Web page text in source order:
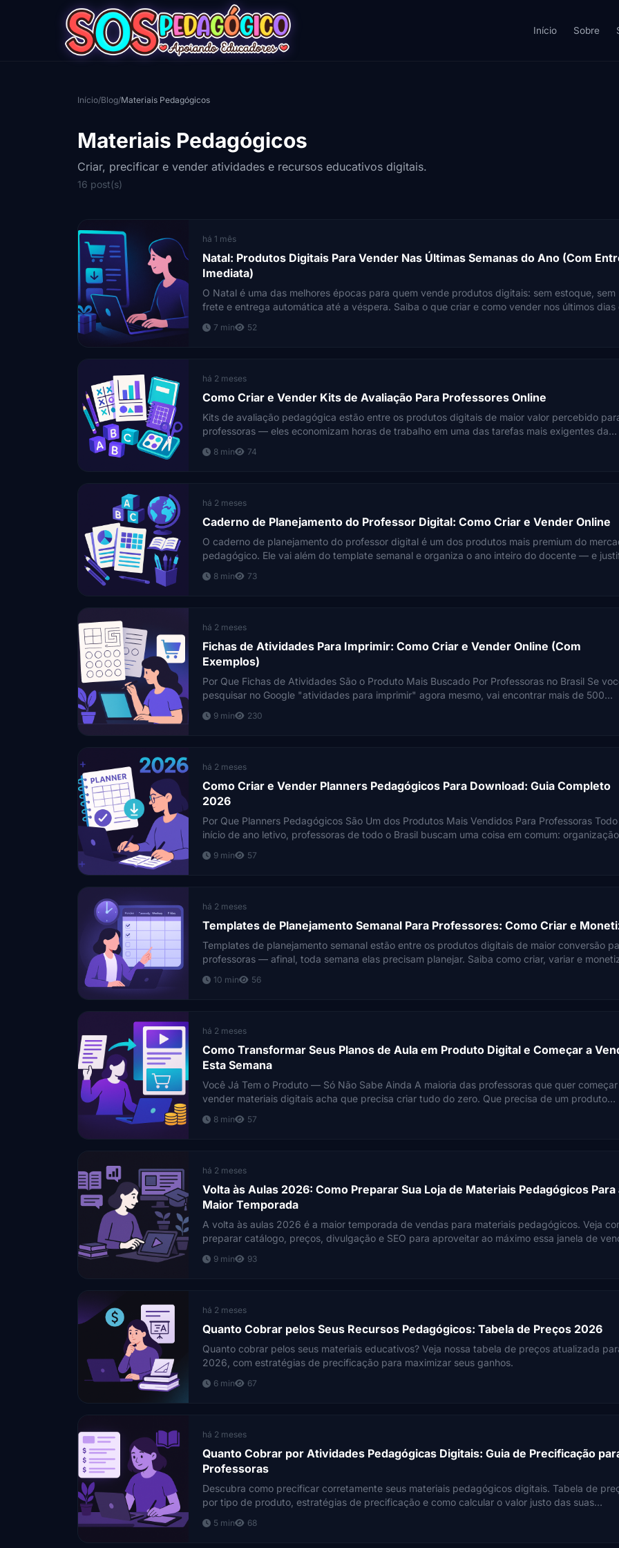
Início Sobre
Início/Blog/Materiais Pedagógicos
Materiais Pedagógicos
Criar, precificar e vender atividades e recursos educativos digitais.
16 post(s)
há 1 mês
Natal: Produtos Digitais Para Vender Nas Últimas Semanas do Ano (Com
Imediata)
O Natal é uma das melhores épocas para quem vende produtos digitais: sem estoque, sem
frete e entrega automática até a véspera. Saiba o que criar e como vender nos últimos dias
7 min 52
há 2 meses
Como Criar e Vender Kits de Avaliação Para Professores Online
Kits de avaliação pedagógica estão entre os produtos digitais de maior valor percebido
professoras — eles economizam horas de trabalho em uma das tarefas mais exigentes da
8 min 74
há 2 meses
Caderno de Planejamento do Professor Digital: Como Criar e Vender Online
O caderno de planejamento do professor digital é um dos produtos mais premium do
pedagógico. Ele vai além do template semanal e organiza o ano inteiro do docente — e
8 min 73
há 2 meses
Fichas de Atividades Para Imprimir: Como Criar e Vender Online (Com
Exemplos)
Por Que Fichas de Atividades São o Produto Mais Buscado Por Professoras no Brasil Se
pesquisar no Google "atividades para imprimir" agora mesmo, vai encontrar mais de 500
9 min 230
há 2 meses
Como Criar e Vender Planners Pedagógicos Para Download: Guia Completo
2026
Por Que Planners Pedagógicos São Um dos Produtos Mais Vendidos Para Professoras Todo
início de ano letivo, professoras de todo o Brasil buscam uma coisa em comum:
9 min 57
há 2 meses
Templates de Planejamento Semanal Para Professores: Como Criar e
Templates de planejamento semanal estão entre os produtos digitais de maior conversão
professoras — afinal, toda semana elas precisam planejar. Saiba como criar, variar e
10 min 56
há 2 meses
Como Transformar Seus Planos de Aula em Produto Digital e Começar a
Esta Semana
Você Já Tem o Produto — Só Não Sabe Ainda A maioria das professoras que quer começar
vender materiais digitais acha que precisa criar tudo do zero. Que precisa de um produto
8 min 57
há 2 meses
Volta às Aulas 2026: Como Preparar Sua Loja de Materiais Pedagógicos Para
Maior Temporada
A volta às aulas 2026 é a maior temporada de vendas para materiais pedagógicos. Veja
preparar catálogo, preços, divulgação e SEO para aproveitar ao máximo essa janela de
9 min 93
há 2 meses
Quanto Cobrar pelos Seus Recursos Pedagógicos: Tabela de Preços 2026
Quanto cobrar pelos seus materiais educativos? Veja nossa tabela de preços atualizada
2026, com estratégias de precificação para maximizar seus ganhos.
6 min 67
há 2 meses
Quanto Cobrar por Atividades Pedagógicas Digitais: Guia de Precificação
Professoras
Descubra como precificar corretamente seus materiais pedagógicos digitais. Tabela de
por tipo de produto, estratégias de precificação e como calcular o valor justo das suas
5 min 68